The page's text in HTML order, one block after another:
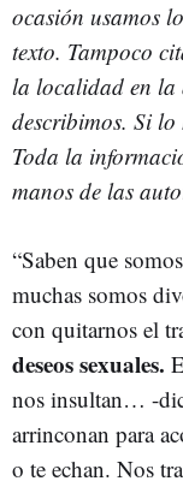
ocasión usamos
texto. Tampoco
la localidad en la
describimos. Si lo
Toda la
manos de las
“Saben que
muchas somos
con quitarnos el
deseos sexuales.
nos insultan… -
arrinconan para
o te echan. Nos